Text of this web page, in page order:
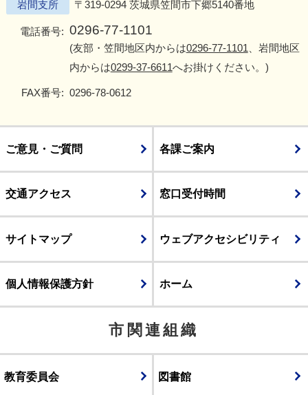
岩間支所 〒319-0294 茨城県笠間市下郷5140番地
電話番号: 0296-77-1101
(友部・笠間地区内からは0296-77-1101 、岩間地区
内からは0299-37-6611へお掛けください。)
FAX番号: 0296-78-0612
ご意見・ご質問 各課ご案内
交通アクセス 窓口受付時間
サイトマップ ウェブアクセシビリティ
個人情報保護方針 ホーム
市関連組織
教育委員会 図書館